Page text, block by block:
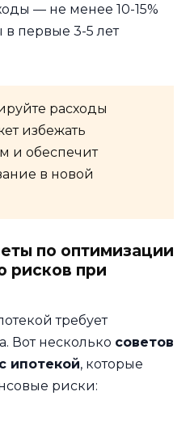
— не менее 10-15%
в первые 3-5 лет
расходы
избежать
и обеспечит
в новой
по оптимизации
рисков при
требует
Вот несколько советов
ипотекой, которые
риски: